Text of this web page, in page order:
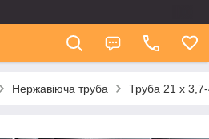
Нержавіюча труба Труба 21 х